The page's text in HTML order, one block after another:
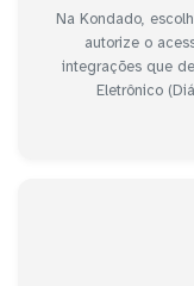
Na Kondado,
autorize o
integrações que
Eletrônico